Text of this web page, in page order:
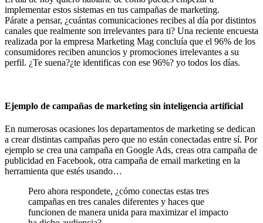
implementar estos sistemas en tus campañas de marketing.
Párate a pensar, ¿cuántas comunicaciones recibes al día por distintos
canales que realmente son irrelevantes para ti? Una reciente encuesta
realizada por la empresa Marketing Mag concluía que el 96% de los
consumidores reciben anuncios y promociones irrelevantes a su
perfil. ¿Te suena?¿te identificas con ese 96%? yo todos los días.
Ejemplo de campañas de marketing sin inteligencia artificial
En numerosas ocasiones los departamentos de marketing se dedican
a crear distintas campañas pero que no están conectadas entre sí. Por
ejemplo se crea una campaña en Google Ads, creas otra campaña de
publicidad en Facebook, otra campaña de email marketing en la
herramienta que estés usando…
Pero ahora respondete, ¿cómo conectas estas tres
campañas en tres canales diferentes y haces que
funcionen de manera unida para maximizar el impacto